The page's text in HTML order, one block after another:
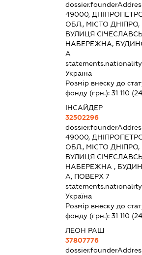
49000,
ОБЛ., МІСТО ДНІПРО,
ВУЛИЦЯ
НАБЕРЕЖНА,
А
Україна
Розмір внеску до
фонду (грн.): 31 110
ІНСАЙДЕР
32502296
49000,
ОБЛ., МІСТО ДНІПРО,
ВУЛИЦЯ
НАБЕРЕЖНА ,
А, ПОВЕРХ 7
Україна
Розмір внеску до
фонду (грн.): 31 110
ЛЕОН РАШ
37807776